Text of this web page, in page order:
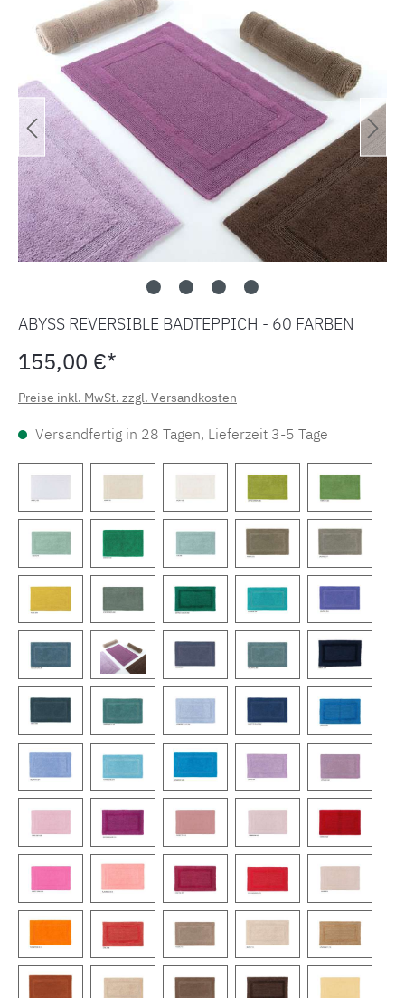
ABYSS REVERSIBLE BADTEPPICH - 60 FARBEN
155,00 €*
Preise inkl. MwSt. zzgl. Versandkosten
Versandfertig in 28 Tagen, Lieferzeit 3-5 Tage